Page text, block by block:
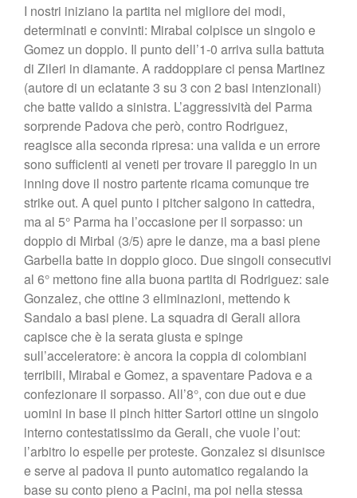
I nostri iniziano la partita nel migliore dei modi,
determinati e convinti: Mirabal colpisce un singolo e
Gomez un doppio. Il punto dell’1-0 arriva sulla battuta
di Zileri in diamante. A raddoppiare ci pensa Martinez
(autore di un eclatante 3 su 3 con 2 basi intenzionali)
che batte valido a sinistra. L’aggressività del Parma
sorprende Padova che però, contro Rodriguez,
reagisce alla seconda ripresa: una valida e un errore
sono sufficienti ai veneti per trovare il pareggio in un
inning dove il nostro partente ricama comunque tre
strike out. A quel punto i pitcher salgono in cattedra,
ma al 5° Parma ha l’occasione per il sorpasso: un
doppio di Mirbal (3/5) apre le danze, ma a basi piene
Garbella batte in doppio gioco. Due singoli consecutivi
al 6° mettono fine alla buona partita di Rodriguez: sale
Gonzalez, che ottine 3 eliminazioni, mettendo k
Sandalo a basi piene. La squadra di Gerali allora
capisce che è la serata giusta e spinge
sull’acceleratore: è ancora la coppia di colombiani
terribili, Mirabal e Gomez, a spaventare Padova e a
confezionare il sorpasso. All’8°, con due out e due
uomini in base il pinch hitter Sartori ottine un singolo
interno contestatissimo da Gerali, che vuole l’out:
l’arbitro lo espelle per proteste. Gonzalez si disunisce
e serve al padova il punto automatico regalando la
base su conto pieno a Pacini, ma poi nella stessa